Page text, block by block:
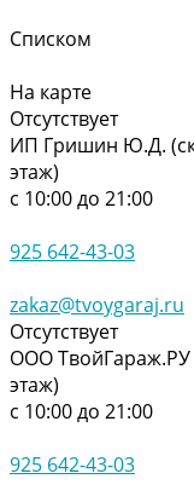
Списком
На карте
Отсутствует
ИП Гришин Ю.Д.
этаж)
с 10:00 до 21:00
925 642-43-03
zakaz@tvoygaraj.ru
Отсутствует
ООО
этаж)
с 10:00 до 21:00
925 642-43-03